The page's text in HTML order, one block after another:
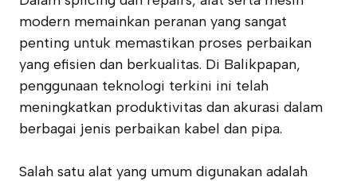
modern memainkan peranan yang sangat
penting untuk memastikan proses perbaikan
yang efisien dan berkualitas. Di Balikpapan,
penggunaan teknologi terkini ini telah
meningkatkan produktivitas dan akurasi dalam
berbagai jenis perbaikan kabel dan pipa.
Salah satu alat yang umum digunakan adalah